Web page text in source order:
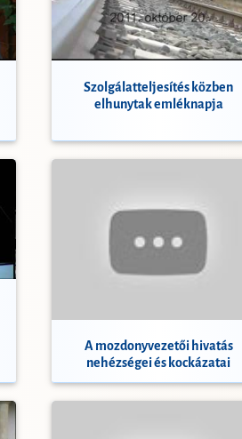
Szolgálatteljesítés közben
elhunytak emléknapja
A mozdonyvezetői hivatás
nehézségei és kockázatai